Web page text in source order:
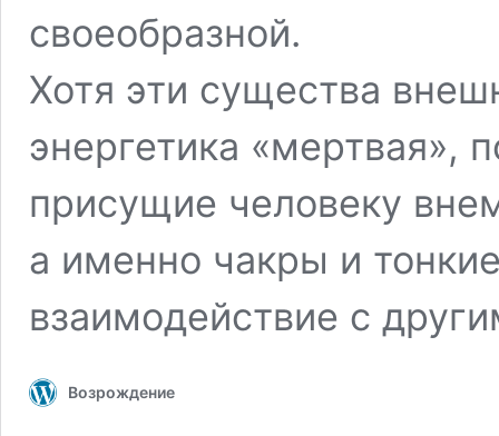
своеобразной.
Хотя эти существа
энергетика «мертвая»,
присущие человеку
а именно чакры и
взаимодействие с
Возрождение